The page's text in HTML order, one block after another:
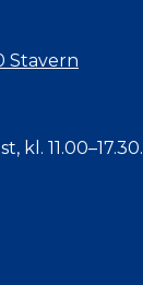
Stavern
kl. 11.00–17.30.